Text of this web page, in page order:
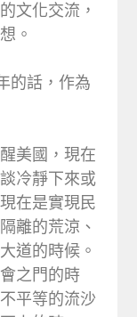
文化交流，
。
的話，作為
美國，現在
冷靜下來或
在是實現民
離的荒涼、
道的時候。
之門的時
平等的流沙